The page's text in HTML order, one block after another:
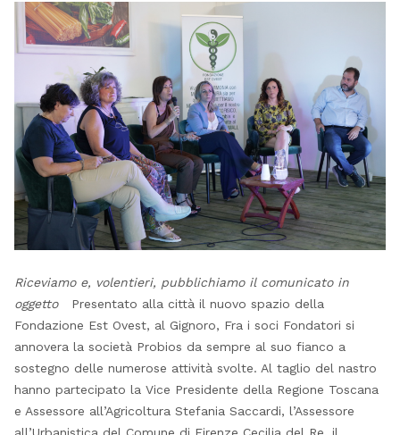
Riceviamo e, volentieri, pubblichiamo il comunicato in
oggettoPresentato alla città il nuovo spazio della
Fondazione Est Ovest, al Gignoro, Fra i soci Fondatori si
annovera la società Probios da sempre al suo fianco a
sostegno delle numerose attività svolte. Al taglio del nastro
hanno partecipato la Vice Presidente della Regione Toscana
e Assessore all’Agricoltura Stefania Saccardi, l’Assessore
all’Urbanistica del Comune di Firenze Cecilia del Re, il